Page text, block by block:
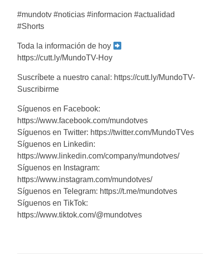
#mundotv #noticias #informacion #actualidad
#Shorts
Toda la información de hoy
https://cutt.ly/MundoTV-Hoy
Suscríbete a nuestro canal: https://cutt.ly/MundoTV-
Suscribirme
Síguenos en Facebook:
https://www.facebook.com/mundotves
Síguenos en Twitter: https://twitter.com/MundoTVes
Síguenos en Linkedin:
https://www.linkedin.com/company/mundotves/
Síguenos en Instagram:
https://www.instagram.com/mundotves/
Síguenos en Telegram: https://t.me/mundotves
Síguenos en TikTok:
https://www.tiktok.com/@mundotves